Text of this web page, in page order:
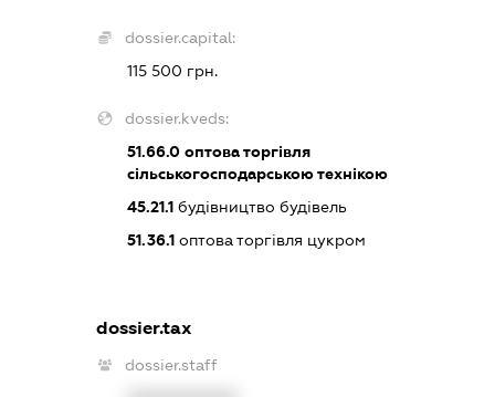
dossier.capital:
115 500 грн.
dossier.kveds:
51.66.0оптова торгівля
сільськогосподарською технікою
45.21.1будівництво будівель
51.36.1оптова торгівля цукром
dossier.tax
dossier.staff